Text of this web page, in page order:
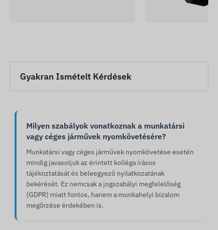
Gyakran Ismételt Kérdések
Milyen szabályok vonatkoznak a munkatársi
vagy céges járművek nyomkövetésére?
Munkatársi vagy céges járművek nyomkövetése esetén
mindig javasoljuk az érintett kolléga írásos
tájékoztatását és beleegyező nyilatkozatának
bekérését. Ez nemcsak a jogszabályi megfelelőség
(GDPR) miatt fontos, hanem a munkahelyi bizalom
megőrzése érdekében is.